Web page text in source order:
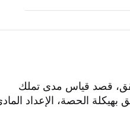
قصد قياس مدى تملك
الحصة، الإعداد